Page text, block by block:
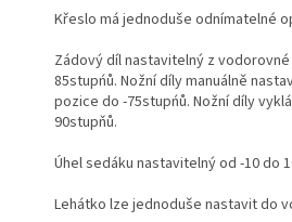
Křeslo má jednoduše odnímatelné
Zádový díl nastavitelný z
85stupńů. Nožní díly manuálně
pozice do -75stupńů. Nožní díly
90stupňů.
Úhel sedáku nastavitelný od -10 do
Lehátko lze jednoduše nastavit do